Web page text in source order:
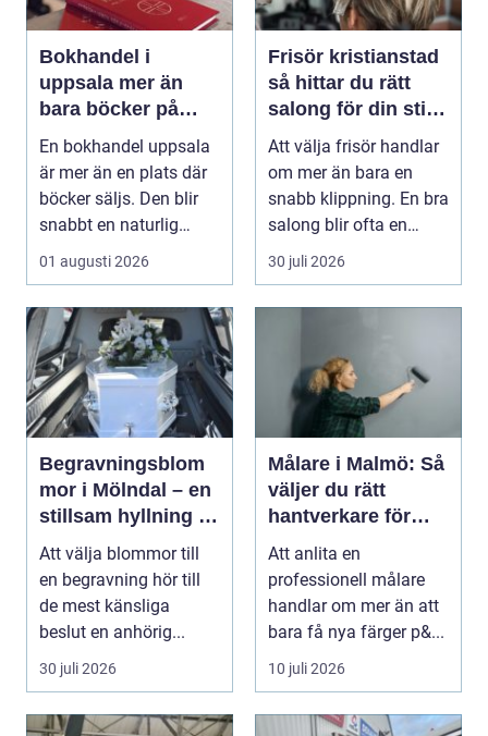
Bokhandel i
uppsala mer än
bara böcker på
hyllan
En bokhandel uppsala
är mer än en plats där
böcker säljs. Den blir
snabbt en naturlig
mötesplats för...
01 augusti 2026
Frisör kristianstad
så hittar du rätt
salong för din stil
och vardag
Att välja frisör handlar
om mer än bara en
snabb klippning. En bra
salong blir ofta en
trygg punkt i...
30 juli 2026
Begravningsblom
mor i Mölndal – en
stillsam hyllning i
livets svåraste
stund
Att välja blommor till
en begravning hör till
de mest känsliga
beslut en anhörig...
30 juli 2026
Målare i Malmö: Så
väljer du rätt
hantverkare för
hem och fasad
Att anlita en
professionell målare
handlar om mer än att
bara få nya färger p&...
10 juli 2026